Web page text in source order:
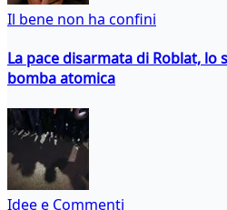
Il bene non ha confini
La pace disarmata di Roblat, lo
bomba atomica
Idee e Commenti